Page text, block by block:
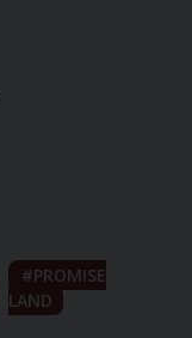
PROMISE
LAND